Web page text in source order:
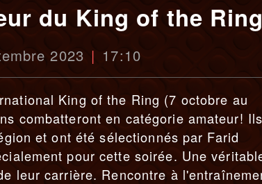
du King of the
2023 17:10
King of the Ring (7 octobre au
combatteront en catégorie amateur!
et ont été sélectionnés par Farid
pour cette soirée. Une
leur carrière. Rencontre à